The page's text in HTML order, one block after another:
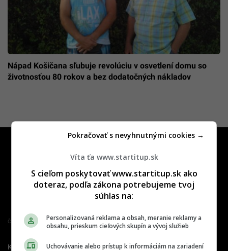
Nápad Košičana sľubuje revolúciu v osvetlení domu so
životnosťou 80 rokov a bez dodatočných nákladov
Člen združenia IAB Slovakia
Kontakt Inzercia Cenník
Víta ťa www.startitup.sk
S cieľom poskytovať www.startitup.sk ako
doteraz, podľa zákona potrebujeme tvoj
súhlas na:
Personalizovaná reklama a obsah, meranie reklamy a
obsahu, prieskum cieľových skupín a vývoj služieb
Uchovávanie alebo prístup k informáciám na zariadení
Pokračovať s nevyhnutnými cookies →